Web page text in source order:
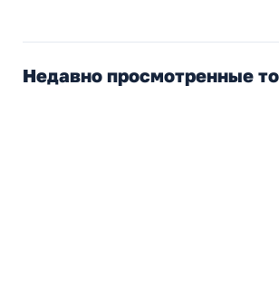
Недавно просмотренные